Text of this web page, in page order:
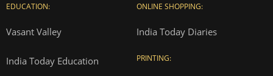
EDUCATION:
Vasant Valley
India Today Education
ONLINE SHOPPING:
India Today Diaries
PRINTING: